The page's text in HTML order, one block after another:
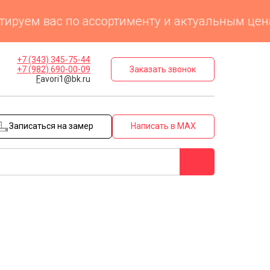
вас по ассортименту и актуальным ценам
+7 (343) 345-75-44
+7 (982) 690-00-09
Favori1@bk.ru
Заказать звонок
Записаться на замер Написать в MAX